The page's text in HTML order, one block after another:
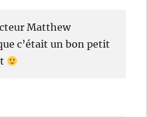
Matthew
c’était un bon petit